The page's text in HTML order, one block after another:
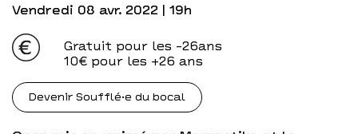
vendredi 08 avr. 2022 | 19h
Gratuit pour les -26ans
10€ pour les +26 ans
Devenir Soufflé·e du bocal